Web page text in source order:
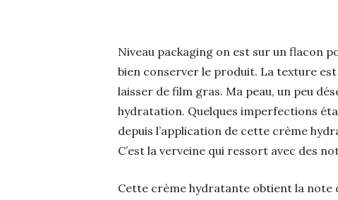
Niveau packaging on est sur un flacon
bien conserver le produit. La texture
laisser de film gras. Ma peau, un peu
hydratation. Quelques imperfections
depuis l’application de cette crème
C’est la verveine qui ressort avec des
Cette crème hydratante obtient la note